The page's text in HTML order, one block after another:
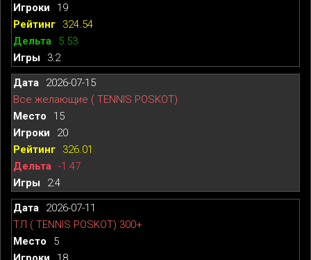
19
324.54
5.53
3:2
2026-07-15
Все желающие ( TENNIS POSKOT)
15
20
326.01
-1.47
2:4
2026-07-11
ТЛ ( TENNIS POSKOT) 300+
5